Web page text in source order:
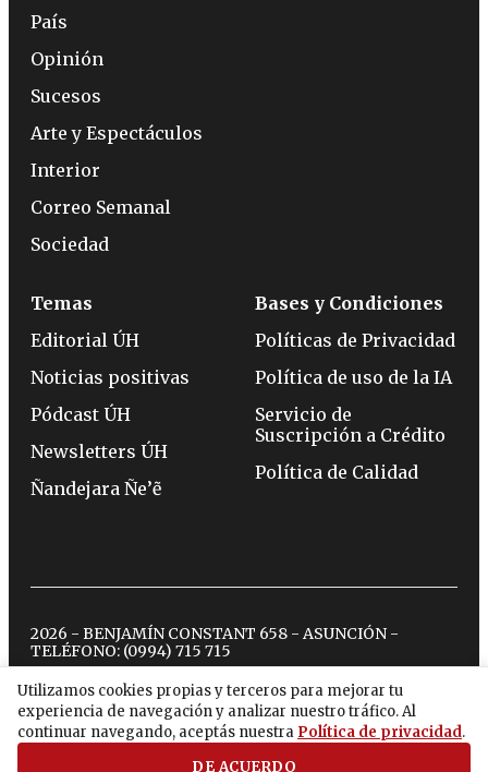
Utilizamos cookies propias y terceros para mejorar tu
experiencia de navegación y analizar nuestro tráfico. Al
continuar navegando, aceptás nuestra Política de privacidad.
DE ACUERDO
País
Opinión
Sucesos
Arte y Espectáculos
Interior
Correo Semanal
Sociedad
Temas
Editorial ÚH
Noticias positivas
Pódcast ÚH
Newsletters ÚH
Ñandejara Ñe’ẽ
Bases y Condiciones
Políticas de Privacidad
Política de uso de la IA
Servicio de
Suscripción a Crédito
Política de Calidad
2026 - BENJAMÍN CONSTANT 658 - ASUNCIÓN -
TELÉFONO: (0994) 715 715
twitterinstagram
facebook
tiktokyoutubespotify